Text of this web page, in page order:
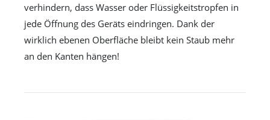
verhindern, dass Wasser oder Flüssigkeitstropfen in
jede Öffnung des Geräts eindringen. Dank der
wirklich ebenen Oberfläche bleibt kein Staub mehr
an den Kanten hängen!